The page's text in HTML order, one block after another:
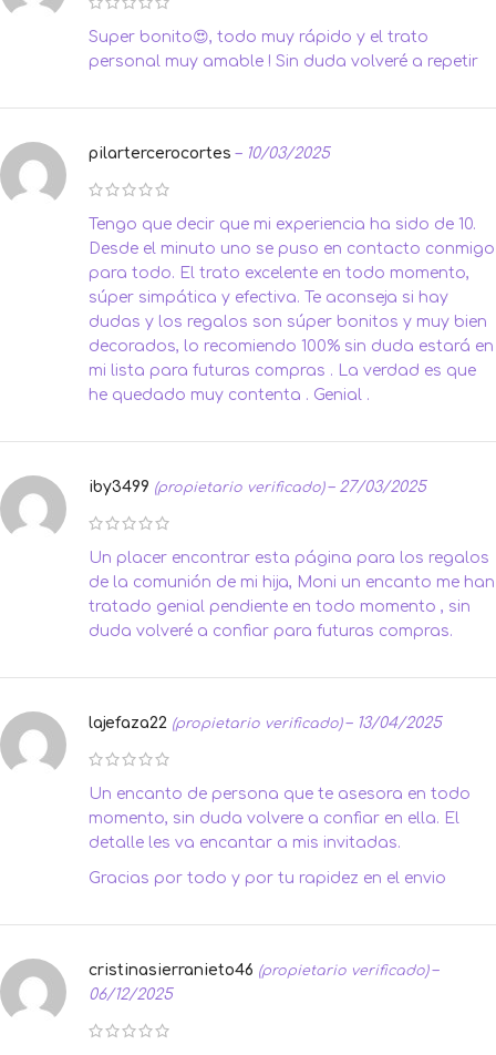
Super bonito😍, todo muy rápido y el trato
personal muy amable ! Sin duda volveré a repetir
pilartercerocortes– 10/03/2025
Tengo que decir que mi experiencia ha sido de 10.
Desde el minuto uno se puso en contacto conmigo
para todo. El trato excelente en todo momento,
súper simpática y efectiva. Te aconseja si hay
dudas y los regalos son súper bonitos y muy bien
decorados, lo recomiendo 100% sin duda estará en
mi lista para futuras compras . La verdad es que
he quedado muy contenta . Genial .
iby3499 (propietario verificado) – 27/03/2025
Un placer encontrar esta página para los regalos
de la comunión de mi hija, Moni un encanto me han
tratado genial pendiente en todo momento , sin
duda volveré a confiar para futuras compras.
lajefaza22 (propietario verificado) – 13/04/2025
Un encanto de persona que te asesora en todo
momento, sin duda volvere a confiar en ella. El
detalle les va encantar a mis invitadas.
Gracias por todo y por tu rapidez en el envio
cristinasierranieto46 (propietario verificado) –
06/12/2025